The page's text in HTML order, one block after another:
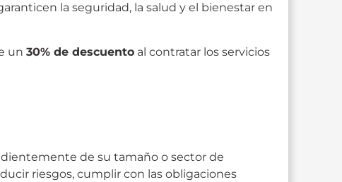
la seguridad, la salud y el bienestar en
un30% de descuento al contratar los servicios
de su tamaño o sector de
riesgos, cumplir con las obligaciones